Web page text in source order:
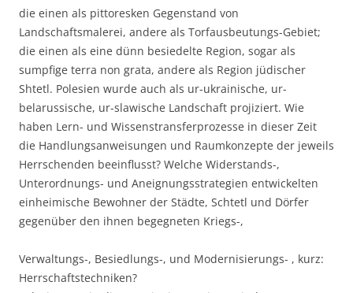
die einen als pittoresken Gegenstand von
Landschaftsmalerei, andere als Torfausbeutungs-Gebiet;
die einen als eine dünn besiedelte Region, sogar als
sumpfige terra non grata, andere als Region jüdischer
Shtetl. Polesien wurde auch als ur-ukrainische, ur-
belarussische, ur-slawische Landschaft projiziert. Wie
haben Lern- und Wissenstransferprozesse in dieser Zeit
die Handlungsanweisungen und Raumkonzepte der jeweils
Herrschenden beeinflusst? Welche Widerstands-,
Unterordnungs- und Aneignungsstrategien entwickelten
einheimische Bewohner der Städte, Schtetl und Dörfer
gegenüber den ihnen begegneten Kriegs-,
Verwaltungs-, Besiedlungs-, und Modernisierungs- , kurz:
Herrschaftstechniken?